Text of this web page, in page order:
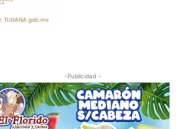
-Publicidad -